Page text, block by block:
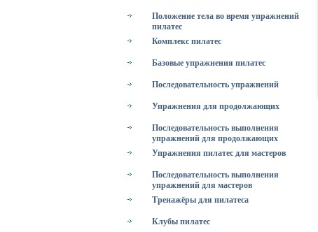
Положение тела во время упражнений
пилатес
Комплекс пилатес
Базовые упражнения пилатес
Последовательность упражнений
Упражнения для продолжающих
Последовательность выполнения
упражнений для продолжающих
Упражнения пилатес для мастеров
Последовательность выполнения
упражнений для мастеров
Тренажёры для пилатеса
Клубы пилатес